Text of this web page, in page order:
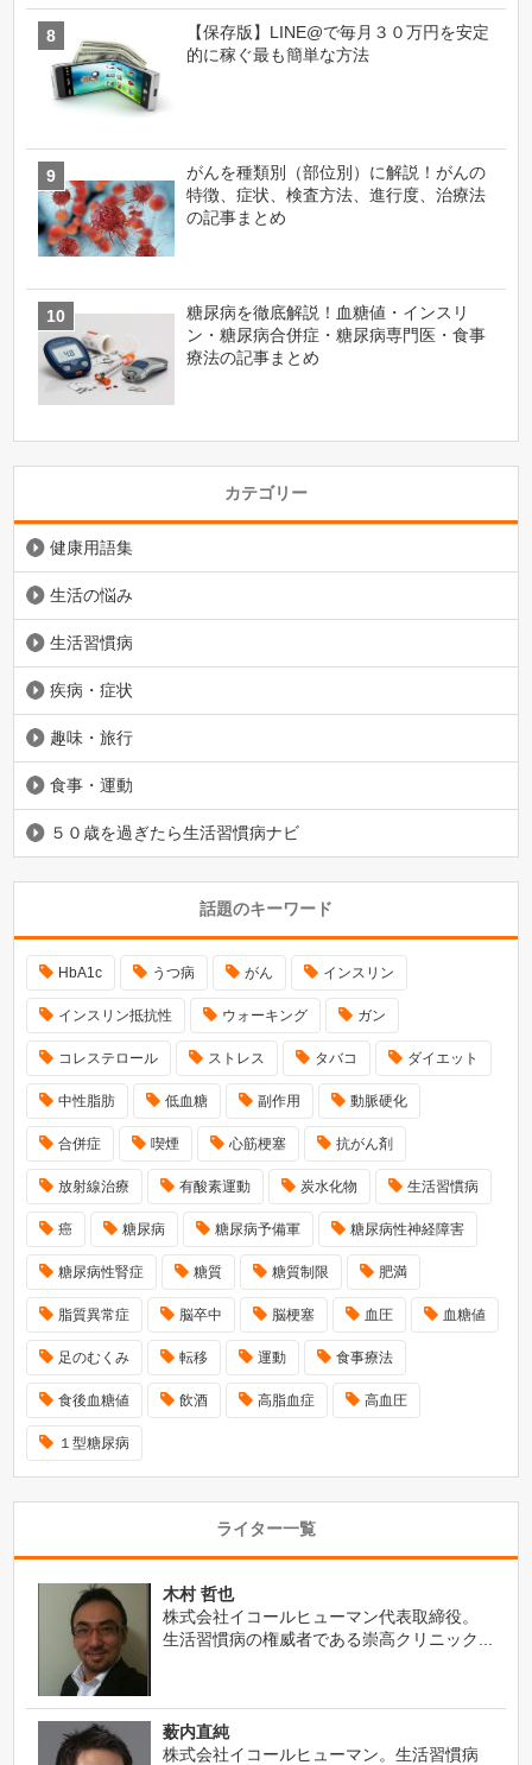
【保存版】LINE@で毎月３０万円を安定
的に稼ぐ最も簡単な方法
がんを種類別（部位別）に解説！がんの
特徴、症状、検査方法、進行度、治療法
の記事まとめ
糖尿病を徹底解説！血糖値・インスリ
ン・糖尿病合併症・糖尿病専門医・食事
療法の記事まとめ
カテゴリー
健康用語集
生活の悩み
生活習慣病
疾病・症状
趣味・旅行
食事・運動
５０歳を過ぎたら生活習慣病ナビ
話題のキーワード
HbA1c うつ病 がん インスリン
インスリン抵抗性 ウォーキング ガン
コレステロール ストレス タバコ ダイエット
中性脂肪 低血糖 副作用 動脈硬化
合併症 喫煙 心筋梗塞 抗がん剤
放射線治療 有酸素運動 炭水化物 生活習慣病
癌 糖尿病 糖尿病予備軍 糖尿病性神経障害
糖尿病性腎症 糖質 糖質制限 肥満
脂質異常症 脳卒中 脳梗塞 血圧 血糖値
足のむくみ 転移 運動 食事療法
食後血糖値 飲酒 高脂血症 高血圧
１型糖尿病
ライター一覧
木村 哲也
株式会社イコールヒューマン代表取締役。
生活習慣病の権威者である崇高クリニック...
薮内直純
株式会社イコールヒューマン。生活習慣病